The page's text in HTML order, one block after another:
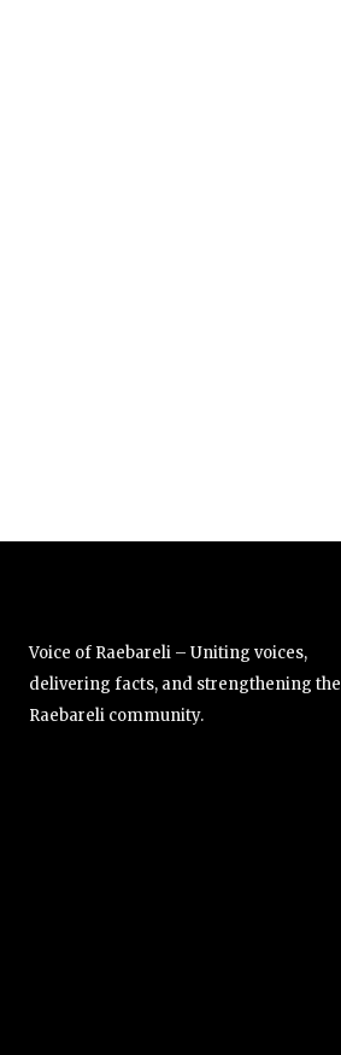
Voice of Raebareli – Uniting voices,
delivering facts, and strengthening the
Raebareli community.